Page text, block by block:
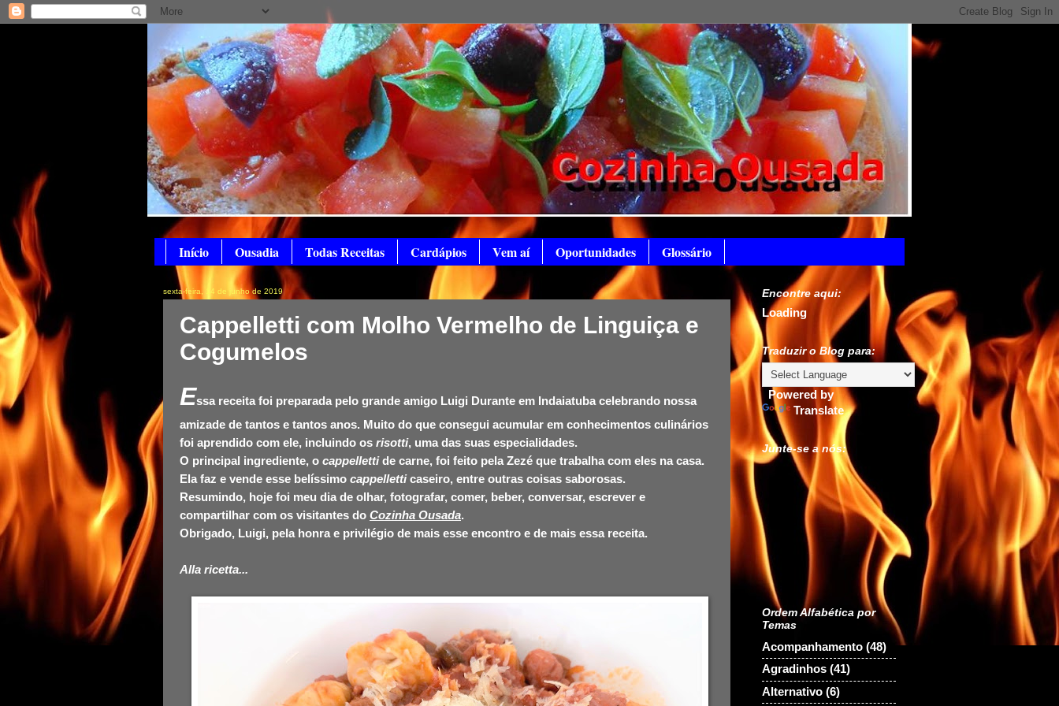
Início Ousadia Todas Receitas Cardápios Vem aí Oportunidades Glossário
sexta-feira, 14 de junho de 2019
Cappelletti com Molho Vermelho de Linguiça e
Cogumelos
Essa receita foi preparada pelo grande amigo Luigi Durante em Indaiatuba celebrando nossa
amizade de tantos e tantos anos. Muito do que consegui acumular em conhecimentos culinários
foi aprendido com ele, incluindo os risotti, uma das suas especialidades.
O principal ingrediente, o cappellettide carne, foi feito pela Zezé que trabalha com eles na casa.
Ela faz e vende esse belíssimo cappelletticaseiro, entre outras coisas saborosas.
Resumindo, hoje foi meu dia de olhar, fotografar, comer, beber, conversar, escrever e
compartilhar com os visitantes do Cozinha Ousada.
Obrigado, Luigi, pela honra e privilégio de mais esse encontro e de mais essa receita.
Alla ricetta...
Encontre aqui:
Loading
Traduzir o Blog para:
Powered by
Translate
Junte-se a nós:
Ordem Alfabética por
Temas
Acompanhamento (48)
Agradinhos (41)
Alternativo (6)